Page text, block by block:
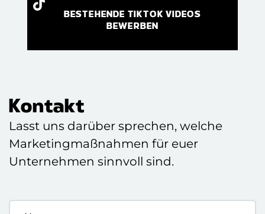
BESTEHENDE TIKTOK VIDEOS
BEWERBEN
Kontakt
Lasst uns darüber sprechen, welche
Marketingmaßnahmen für euer
Unternehmen sinnvoll sind.
Name